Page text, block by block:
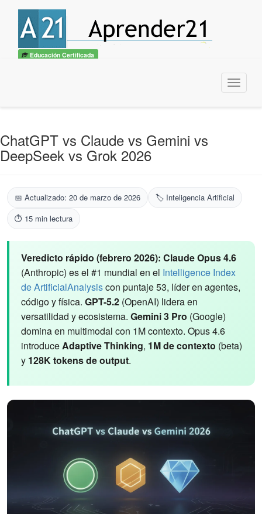
Quiero ser experto →
Educación Certificada
Menu
ChatGPT vs Claude vs Gemini vs
DeepSeek vs Grok 2026
📅 Actualizado: 20 de marzo de 2026
🏷️ Inteligencia Artificial
⏱️ 15 min lectura
Veredicto rápido (febrero 2026): Claude Opus 4.6
(Anthropic) es el #1 mundial en el Intelligence Index
de ArtificialAnalysiscon puntaje 53, líder en agentes,
código y física. GPT-5.2 (OpenAI) lidera en
versatilidad y ecosistema. Gemini 3 Pro (Google)
domina en multimodal con 1M contexto. Opus 4.6
introduceAdaptive Thinking, 1M de contexto (beta)
y 128K tokens de output.